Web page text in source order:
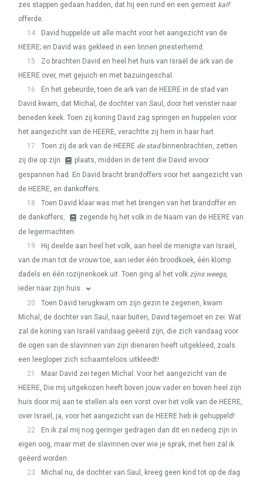
zes stappen gedaan hadden, dat hij een rund en een gemest kalf
offerde.
14
David huppelde uit alle macht voor het aangezicht van de
HEERE; en David was gekleed in een linnen priesterhemd.
15
Zo brachten David en heel het huis van Israël de ark van de
HEERE over, met gejuich en met bazuingeschal.
16
En het gebeurde, toen de ark van de HEERE in de stad van
David kwam, dat Michal, de dochter van Saul, door het venster naar
beneden keek. Toen zij koning David zag springen en huppelen voor
het aangezicht van de HEERE, verachtte zij hem in haar hart.
17
Toen zij de ark van de HEERE de stadbinnenbrachten, zetten
zij die op zijn
plaats, midden in de tent die David ervoor
gespannen had. En David bracht brandoffers voor het aangezicht van
de HEERE, en dankoffers.
18
Toen David klaar was met het brengen van het brandoffer en
de dankoffers,
zegende hij het volk in de Naam van de HEERE van
de legermachten.
19
Hij deelde aan heel het volk, aan heel de menigte van Israël,
van de man tot de vrouw toe, aan ieder één broodkoek, één klomp
dadels en één rozijnenkoek uit. Toen ging al het volk zijns weegs,
ieder naar zijn huis.
20
Toen David terugkwam om zijn gezin te zegenen, kwam
Michal, de dochter van Saul, naar buiten, David tegemoet en zei: Wat
zal de koning van Israël vandaag geëerd zijn, die zich vandaag voor
de ogen van de slavinnen van zijn dienaren heeft uitgekleed, zoals
een leegloper zich schaamteloos uitkleedt!
21
Maar David zei tegen Michal: Voor het aangezicht van de
HEERE, Die mij uitgekozen heeft boven jouw vader en boven heel zijn
huis door mij aan te stellen als een vorst over het volk van de HEERE,
over Israël, ja, voor het aangezicht van de HEERE heb ik gehuppeld!
22
En ik zal mij nog geringer gedragen dan dit en nederig zijn in
eigen oog, maar met de slavinnen over wie je sprak, met hen zal ik
geëerd worden.
23
Michal nu, de dochter van Saul, kreeg geen kind tot op de dag